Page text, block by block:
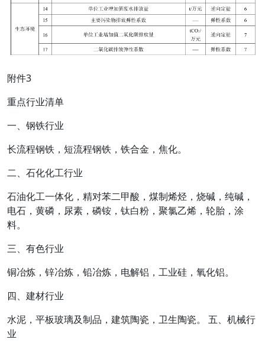
附件3
重点行业清单
一、钢铁行业
长流程钢铁，短流程钢铁，铁合金，焦化。
二、石化化工行业
石油化工一体化，精对苯二甲酸，煤制烯烃，烧碱，纯碱，
电石，黄磷，尿素，磷铵，钛白粉，聚氯乙烯，轮胎，涂
料。
三、有色行业
铜冶炼，锌冶炼，铅冶炼，电解铝，工业硅，氧化铝。
四、建材行业
水泥，平板玻璃及制品，建筑陶瓷，卫生陶瓷。 五、机械行
业